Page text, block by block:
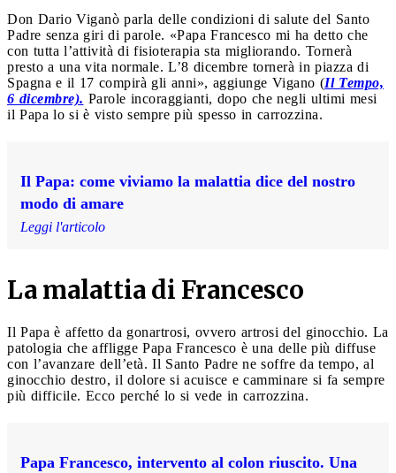
Don Dario Viganò parla delle condizioni di salute del Santo
Padre senza giri di parole. «Papa Francesco mi ha detto che
con tutta l’attività di fisioterapia sta migliorando. Tornerà
presto a una vita normale. L’8 dicembre tornerà in piazza di
Spagna e il 17 compirà gli anni», aggiunge Vigano (Il Tempo,
6 dicembre). Parole incoraggianti, dopo che negli ultimi mesi
il Papa lo si è visto sempre più spesso in carrozzina.
Il Papa: come viviamo la malattia dice del nostro
modo di amare
Leggi l'articolo
La malattia di Francesco
Il Papa è affetto da gonartrosi, ovvero artrosi del ginocchio. La
patologia che affligge Papa Francesco è una delle più diffuse
con l’avanzare dell’età. Il Santo Padre ne soffre da tempo, al
ginocchio destro, il dolore si acuisce e camminare si fa sempre
più difficile. Ecco perché lo si vede in carrozzina.
Papa Francesco, intervento al colon riuscito. Una